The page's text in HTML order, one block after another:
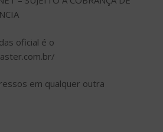
oficial é o
em qualquer outra